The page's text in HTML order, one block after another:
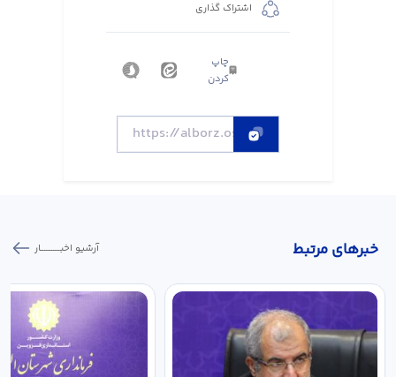
اشتراک گذاری
چاپ
کردن
خبر‌های مرتبط آرشیو اخبـــــــــــار